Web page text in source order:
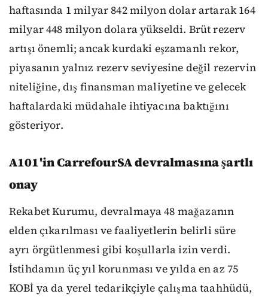
haftasında 1 milyar 842 milyon dolar artarak 164
milyar 448 milyon dolara yükseldi. Brüt rezerv
artışı önemli; ancak kurdaki eşzamanlı rekor,
piyasanın yalnız rezerv seviyesine değil rezervin
niteliğine, dış finansman maliyetine ve gelecek
haftalardaki müdahale ihtiyacına baktığını
gösteriyor.
A101'in CarrefourSA devralmasına şartlı
onay
Rekabet Kurumu, devralmaya 48 mağazanın
elden çıkarılması ve faaliyetlerin belirli süre
ayrı örgütlenmesi gibi koşullarla izin verdi.
İstihdamın üç yıl korunması ve yılda en az 75
KOBİ ya da yerel tedarikçiyle çalışma taahhüdü,